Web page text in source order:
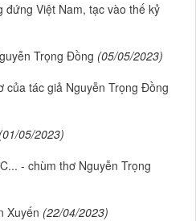
đứng Việt Nam, tạc vào thế kỷ
Trọng Đồng (05/05/2023)
của tác giả Nguyễn Trọng Đồng
(01/05/2023)
- chùm thơ Nguyễn Trọng
Xuyến (22/04/2023)